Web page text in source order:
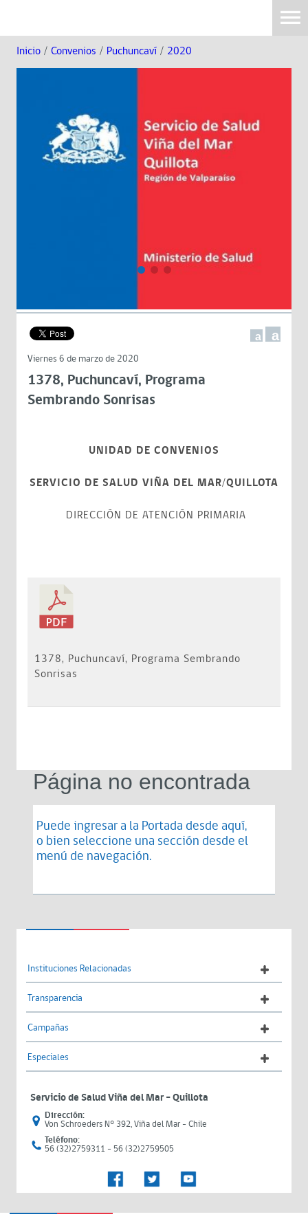
Inicio / Convenios / Puchuncaví / 2020
a a
Viernes 6 de marzo de 2020
1378, Puchuncaví, Programa
Sembrando Sonrisas
UNIDAD DE CONVENIOS
SERVICIO DE SALUD VIÑA DEL MAR/QUILLOTA
DIRECCIÓN DE ATENCIÓN PRIMARIA
1378, Puchuncaví, Programa Sembrando
Sonrisas
Página no encontrada
Puede ingresar a la Portada desde aquí,
o bien seleccione una sección desde el
menú de navegación.
Instituciones Relacionadas
Transparencia
Campañas
Especiales
Servicio de Salud Viña del Mar – Quillota
Dirección:
Von Schroeders N° 392, Viña del Mar - Chile
Teléfono:
56 (32)2759311 - 56 (32)2759505